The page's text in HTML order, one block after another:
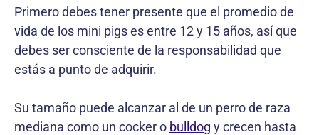
Primero debes tener presente que el promedio de
vida de los mini pigs es entre 12 y 15 años, así que
debes ser consciente de la responsabilidad que
estás a punto de adquirir.
Su tamaño puede alcanzar al de un perro de raza
mediana como un cocker o bulldog y crecen hasta